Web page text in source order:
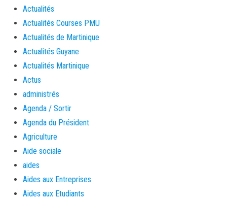
Actualités
Actualités Courses PMU
Actualités de Martinique
Actualités Guyane
Actualités Martinique
Actus
administrés
Agenda / Sortir
Agenda du Président
Agriculture
Aide sociale
aides
Aides aux Entreprises
Aides aux Etudiants